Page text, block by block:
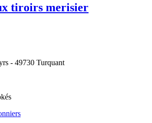
tiroirs merisier
- 49730 Turquant